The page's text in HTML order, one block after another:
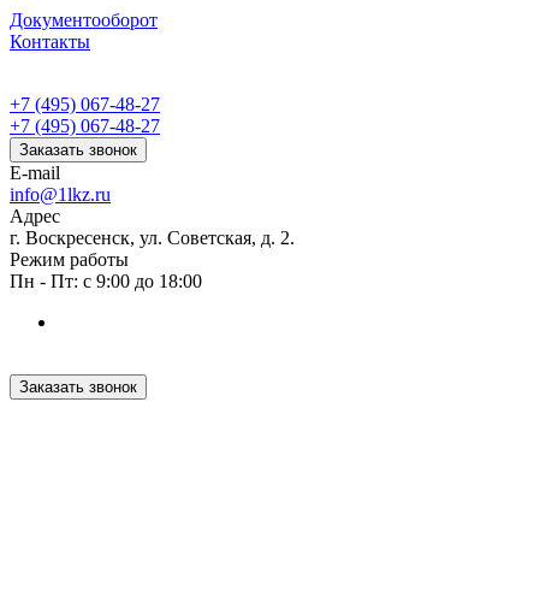
Документооборот
Контакты
+7 (495) 067-48-27
+7 (495) 067-48-27
Заказать звонок
E-mail
info@1lkz.ru
Адрес
г. Воскресенск, ул. Советская, д. 2.
Режим работы
Пн - Пт: с 9:00 до 18:00
Заказать звонок